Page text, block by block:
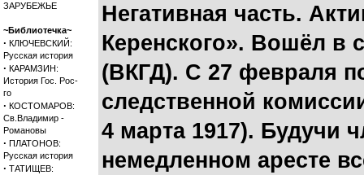
ЗАРУБЕЖЬЕ
~Библиотечка~
· КЛЮЧЕВСКИЙ:
Русская история
· КАРАМЗИН:
История Гос. Рос-
го
· КОСТОМАРОВ:
Св.Владимир -
Романовы
· ПЛАТОНОВ:
Русская история
· ТАТИЩЕВ:
Негативная часть.
Керенского». Вошёл в
(ВКГД). С 27 февраля
следственной
4 марта 1917). Будучи
немедленном аресте